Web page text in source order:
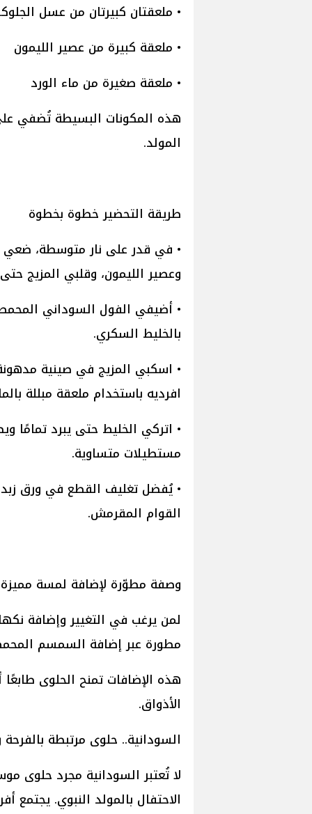
• ملعقتان كبيرتان من عسل
• ملعقة كبيرة من عصير الليمون
• ملعقة صغيرة من ماء الورد
هذه المكونات البسيطة تُضفي
المولد.
طريقة التحضير خطوة بخطوة
• في قدر على نار متوسطة، ضعي
وعصير الليمون، وقلبي المزيج
• أضيفي الفول السوداني
بالخليط السكري.
• اسكبي المزيج في صينية
افرديه باستخدام ملعقة مبللة
• اتركي الخليط حتى يبرد تمامًا
مستطيلات متساوية.
• يُفضل تغليف القطع في ورق
القوام المقرمش.
وصفة مطوّرة لإضافة لمسة مميزة
لمن يرغب في التغيير وإضافة
مطورة عبر إضافة السمسم
هذه الإضافات تمنح الحلوى
الأذواق.
السودانية.. حلوى مرتبطة بالفرحة
لا تُعتبر السودانية مجرد حلوى
الاحتفال بالمولد النبوي. يجتمع